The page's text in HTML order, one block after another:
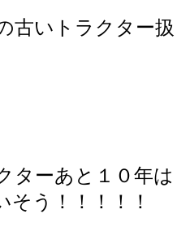
古いトラクター扱
ターあと１０年は
そう！！！！！